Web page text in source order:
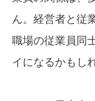
ん。経営者と従
職場の従業員同
イになるかもし